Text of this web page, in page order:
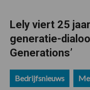
Lely viert 25
generatie-
Generations’
Bedrijfsnieuws